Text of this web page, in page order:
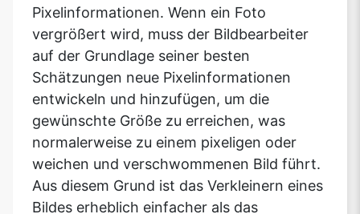
Pixelinformationen. Wenn ein Foto
vergrößert wird, muss der Bildbearbeiter
auf der Grundlage seiner besten
Schätzungen neue Pixelinformationen
entwickeln und hinzufügen, um die
gewünschte Größe zu erreichen, was
normalerweise zu einem pixeligen oder
weichen und verschwommenen Bild führt.
Aus diesem Grund ist das Verkleinern eines
Bildes erheblich einfacher als das